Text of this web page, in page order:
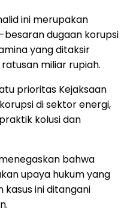
ini merupakan
dugaan korupsi
yang ditaksir
miliar rupiah.
prioritas Kejaksaan
di sektor energi,
kolusi dan
bahwa
upaya hukum yang
ini ditangani